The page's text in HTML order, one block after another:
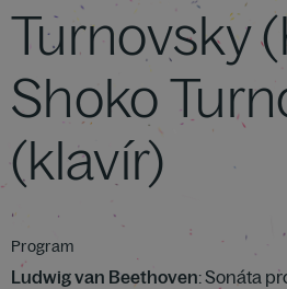
Turnovsky
Shoko
(klavír)
Program
Ludwig van Beethoven: Sonáta